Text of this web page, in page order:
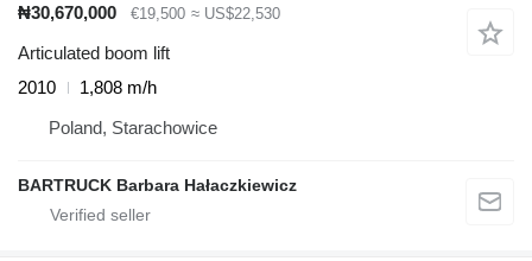
₦30,670,000
€19,500 ≈ US$22,530
Articulated boom lift
2010
1,808 m/h
Poland, Starachowice
BARTRUCK Barbara Hałaczkiewicz